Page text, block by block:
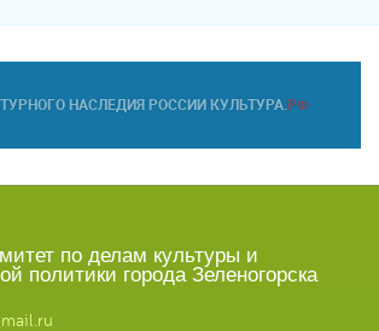
по делам культуры и
политики города Зеленогорска